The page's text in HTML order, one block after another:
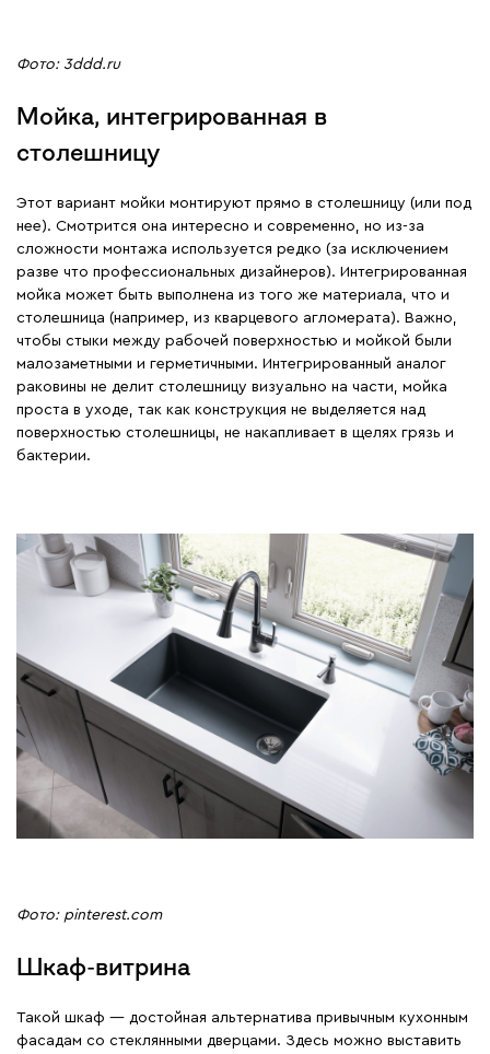
Фото: 3ddd.ru
Мойка, интегрированная в
столешницу
Этот вариант мойки монтируют прямо в столешницу (или под
нее). Смотрится она интересно и современно, но из-за
сложности монтажа используется редко (за исключением
разве что профессиональных дизайнеров). Интегрированная
мойка может быть выполнена из того же материала, что и
столешница (например, из кварцевого агломерата). Важно,
чтобы стыки между рабочей поверхностью и мойкой были
малозаметными и герметичными. Интегрированный аналог
раковины не делит столешницу визуально на части, мойка
проста в уходе, так как конструкция не выделяется над
поверхностью столешницы, не накапливает в щелях грязь и
бактерии.
Фото: pinterest.com
Шкаф-витрина
Такой шкаф — достойная альтернатива привычным кухонным
фасадам со стеклянными дверцами. Здесь можно выставить